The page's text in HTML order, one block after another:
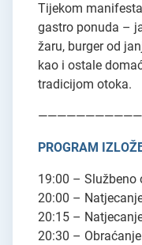
Tijekom
gastro ponuda –
žaru, burger od
kao i ostale
tradicijom otoka.
PROGRAM
19:00 –
20:00 –
20:15 –
20:30 –